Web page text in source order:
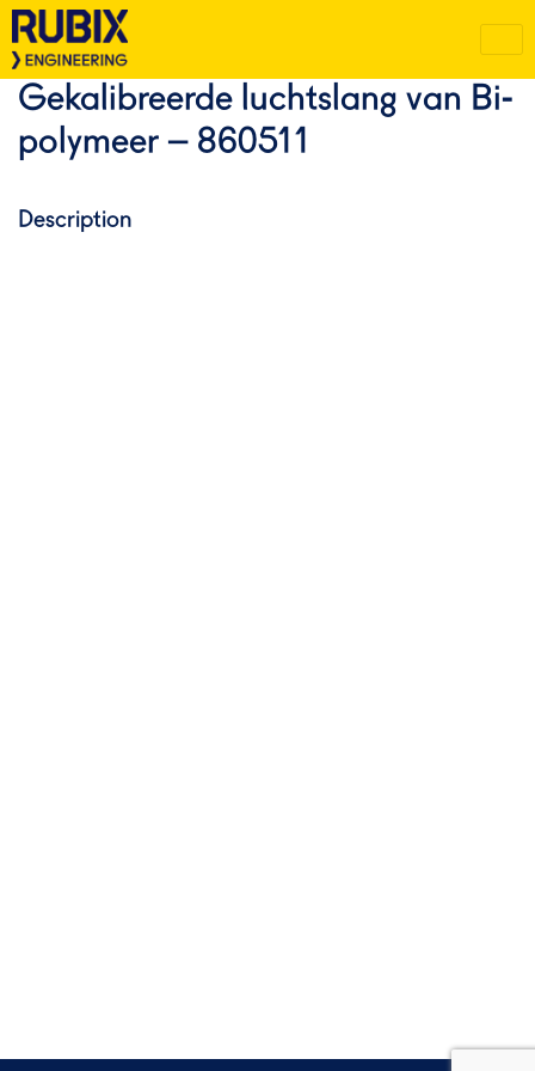
Gekalibreerde luchtslang van Bi-
polymeer – 860511
Description